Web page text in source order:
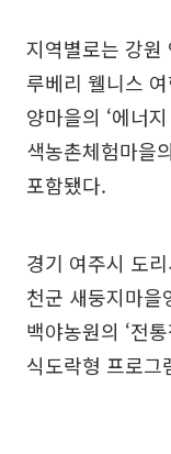
지역별로는 강원
루베리 웰니스
양마을의 ‘에너
색농촌체험마을
포함됐다.
경기 여주시 도
천군 새둥지마을
백야농원의 ‘전
식도락형 프로그